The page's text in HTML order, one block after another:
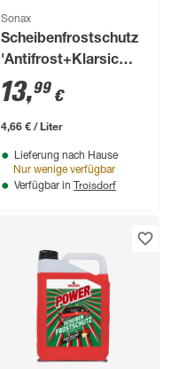
Sonax
Scheibenfrostschutz
'Antifrost+Klarsicht'
Green Forest 3 l
13,99 €
4,66 € / Liter
Lieferung nach Hause
Nur wenige verfügbar
Verfügbar in Troisdorf